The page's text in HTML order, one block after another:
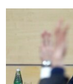
ՄՇԱԿՈՒՅԹ
ՍՊՈՐՏ